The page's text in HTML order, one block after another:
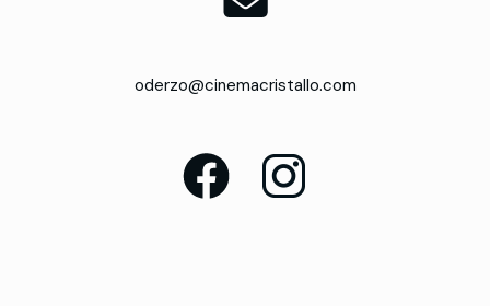
oderzo@cinemacristallo.com